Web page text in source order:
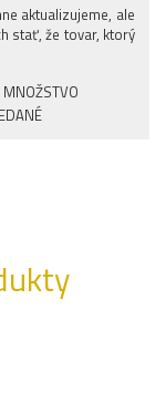
aktualizujeme, ale
stať, že tovar, ktorý